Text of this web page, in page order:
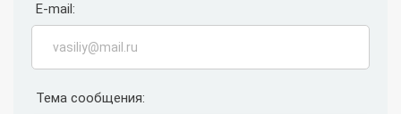
E-mail:
Тема сообщения: